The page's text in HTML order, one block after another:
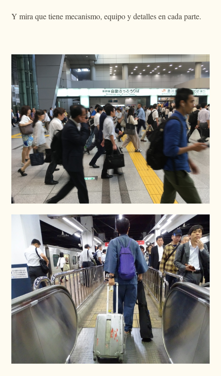
Y mira que tiene mecanismo, equipo y detalles en cada parte.